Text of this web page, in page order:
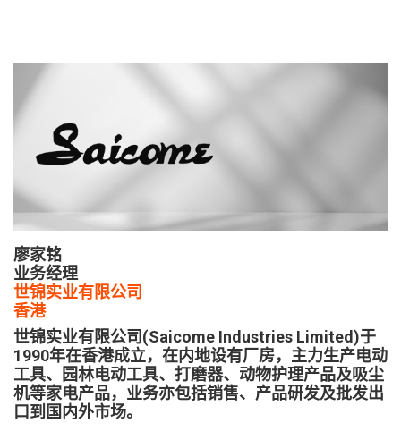
廖家铭
业务经理
世锦实业有限公司
香港
世锦实业有限公司(Saicome Industries Limited)于
1990年在香港成立，在内地设有厂房，主力生产电动
工具、园林电动工具、打磨器、动物护理产品及吸尘
机等家电产品，业务亦包括销售、产品研发及批发出
口到国内外市场。